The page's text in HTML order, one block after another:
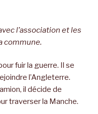
l’association et les
commune.
fuir la guerre. Il se
l’Angleterre.
il décide de
traverser la Manche.